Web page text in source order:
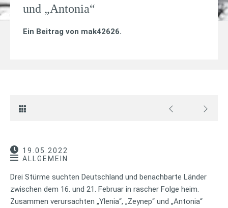
und „Antonia“
Ein Beitrag von mak42626.
19.05.2022
ALLGEMEIN
Drei Stürme suchten Deutschland und benachbarte Länder
zwischen dem 16. und 21. Februar in rascher Folge heim.
Zusammen verursachten „Ylenia“, „Zeynep“ und „Antonia“